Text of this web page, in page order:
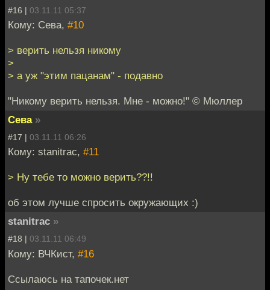
#16 | 03.11.11 05:37
Кому: Сева, #10
> верить нельзя никому
>
> а уж "этим пацанам" - подавно
"Никому верить нельзя. Мне - можно!" © Мюллер
Сева »
#17 | 03.11.11 06:26
Кому: stanitrac, #11
> Ну тебе то можно верить??!!
об этом лучше спросить окружающих :)
stanitrac »
#18 | 03.11.11 06:49
Кому: ВЧКист, #16
Ссылаюсь на тапочек.нет